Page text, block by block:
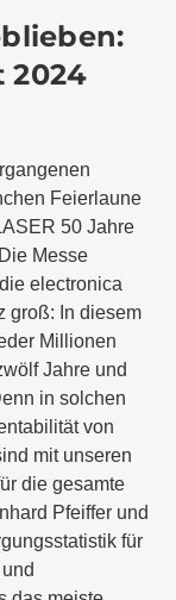
2024
Feierlaune
50 Jahre
Messe
electronica
groß: In diesem
Millionen
Jahre und
in solchen
von
mit unseren
die gesamte
Pfeiffer und
für